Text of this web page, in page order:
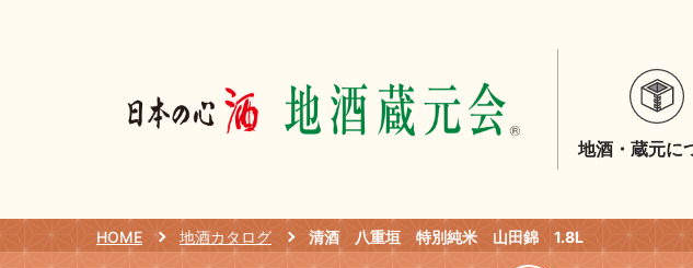
地酒・蔵元に
HOME 地酒カタログ 清酒 八重垣 特別純米 山田錦 1.8L